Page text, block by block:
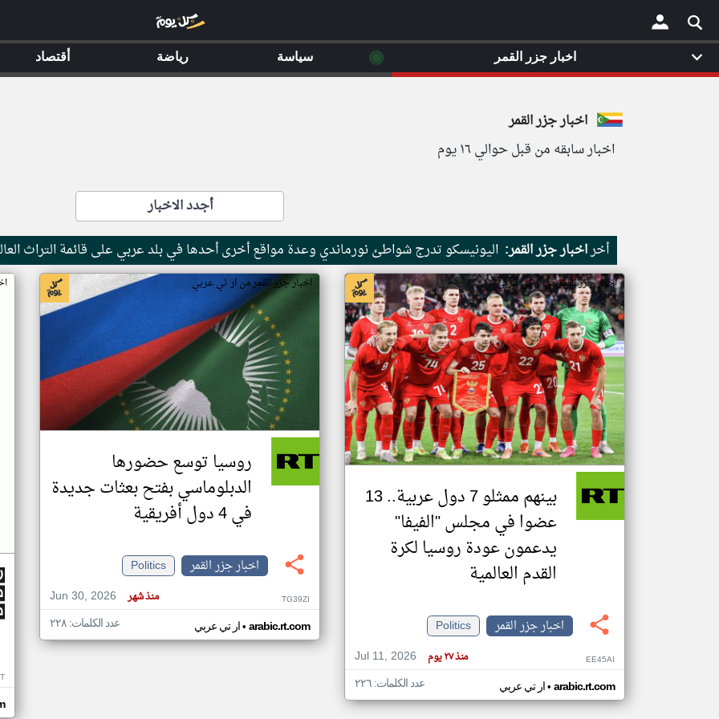
×
اخبار جزر القمر
اخبار سابقه من قبل حوالي ١٦ يوم
أجدد الاخبار
أخراخبار جزر القمر: اليونيسكو تدرج شواطئ نورماندي وعدة مواقع أخرى أحدها في بلد عربي على قائمة التراث
اخبار جزر القمر من ار تي عربي
بينهم ممثلو 7 دول عربية.. 13
عضوا في مجلس "الفيفا"
يدعمون عودة روسيا لكرة
القدم العالمية
اخبار جزر القمر
Politics
Jul 11, 2026
منذ ٢٧ يوم EE45AI
ار تي عربي• arabic.rt.com عدد الكلمات: ٢٢٦
اخبار جزر القمر من ار تي عربي
روسيا توسع حضورها
الدبلوماسي بفتح بعثات جديدة
في 4 دول أفريقية
اخبار جزر القمر
Politics
Jun 30, 2026
منذ شهر TG39ZI
ار تي عربي• arabic.rt.com عدد الكلمات: ٢٢٨
اخبار جزر القمر ◉ سياسة رياضة أقتصاد